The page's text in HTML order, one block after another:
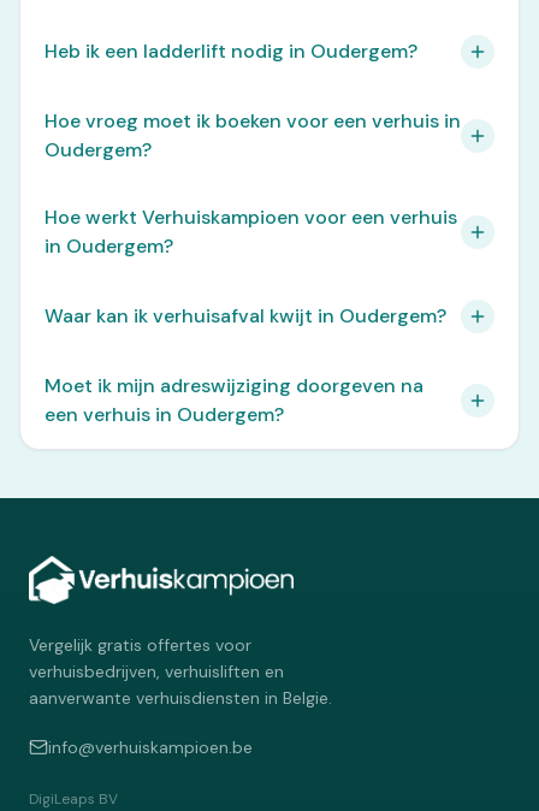
Heb ik een ladderlift nodig in Oudergem?
Hoe vroeg moet ik boeken voor een verhuis in
Oudergem?
Hoe werkt Verhuiskampioen voor een verhuis
in Oudergem?
Waar kan ik verhuisafval kwijt in Oudergem?
Moet ik mijn adreswijziging doorgeven na
een verhuis in Oudergem?
Vergelijk gratis offertes voor
verhuisbedrijven, verhuisliften en
aanverwante verhuisdiensten in Belgie.
info@verhuiskampioen.be
DigiLeaps BV